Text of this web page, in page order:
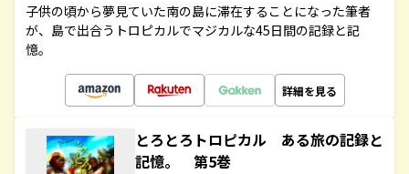
子供の頃から夢見ていた南の島に滞在することになった筆者
が、島で出合うトロピカルでマジカルな45日間の記録と記
憶。
詳細を見る
とろとろトロピカル ある旅の記録と
記憶。 第5巻